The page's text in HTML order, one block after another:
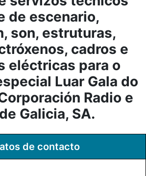
de escenario,
son, estruturas,
cadros e
eléctricas para o
Luar Gala do
Radio e
Galicia, SA.
de contacto